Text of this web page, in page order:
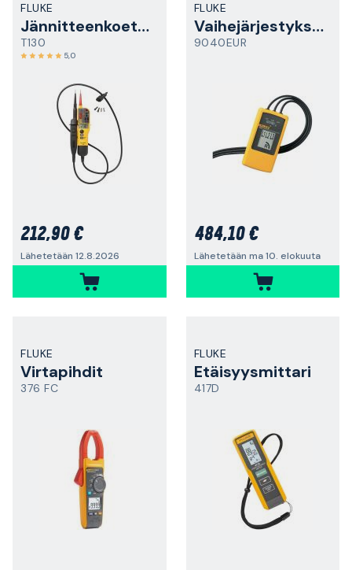
FLUKE
Jännitteenkoetin
T130
5,0
212,90 €
Lähetetään 12.8.2026
FLUKE
Vaihejärjestyksen ilmaisin
9040EUR
484,10 €
Lähetetään ma 10. elokuuta
FLUKE
Virtapihdit
376 FC
FLUKE
Etäisyysmittari
417D